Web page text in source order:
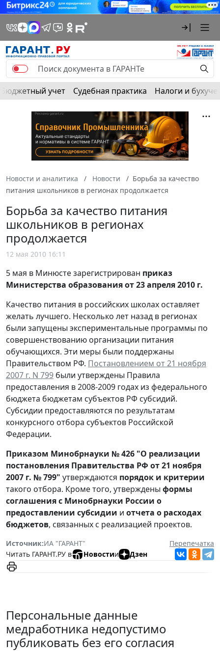
Бюджетный учет Судебная практика Налоги и
Новости и аналитика Новости
Борьба за качество
питания школьников в регионах продолжается
Борьба за качество питания
школьников в регионах
продолжается
12 мая 2010 16:11
5 мая в Минюсте зарегистрирован приказ
Министерства образования от 23 апреля 2010 г.
Качество питания в российских школах оставляет
желать лучшего. Несколько лет назад в регионах
были запущены экспериментальные программы по
совершенствованию организации питания
обучающихся. Эти меры были поддержаны
Правительством РФ. Постановлением от 21 ноября
2007 г. N 799 были утверждены Правила
предоставления в 2008-2009 годах из федерального
бюджета бюджетам субъектов РФ субсидий.
Субсидии предоставляются по результатам
конкурсного отбора субъектов Российской
Федерации.
Приказом Минобрнауки № 426 "О реализации
постановления Правительства РФ от 21 ноября
2007 г. № 799" утверждаются порядок и критерии
такого отбора. Кроме того, утверждены формы
соглашения с Минобрнауки России о
предоставлении субсидии и отчета о расходах
бюджетов, связанных с реализацией проектов.
Источник:ИА "ГАРАНТ"
Перепечатка
Читать ГАРАНТ.РУ в
Новостии Дзен
Персональные данные
медработника недопустимо
публиковать без его согласия